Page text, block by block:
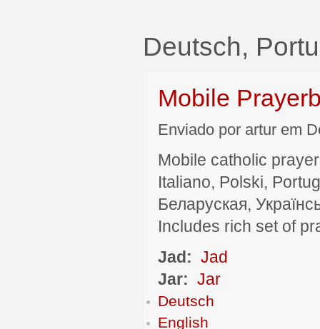
Deutsch,
Mobile
Enviado por artur em
Mobile catholic
Italiano, Polski,
Беларуская,
Includes rich set of
Jad: Jad
Jar: Jar
Deutsch
English